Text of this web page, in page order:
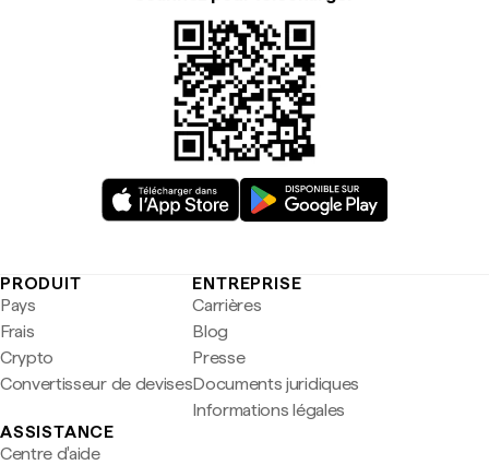
PRODUIT
Pays
Frais
Crypto
Convertisseur de devises
ENTREPRISE
Carrières
Blog
Presse
Documents juridiques
Informations légales
ASSISTANCE
Centre d'aide